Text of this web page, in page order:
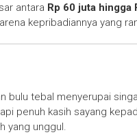
antara Rp 60 juta hingga
kepribadiannya yang
bulu tebal menyerupai
penuh kasih sayang
yang unggul.